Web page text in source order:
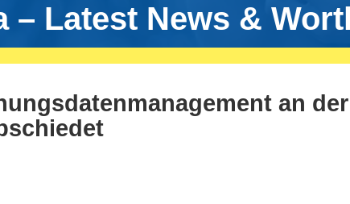
– Latest News &
an der